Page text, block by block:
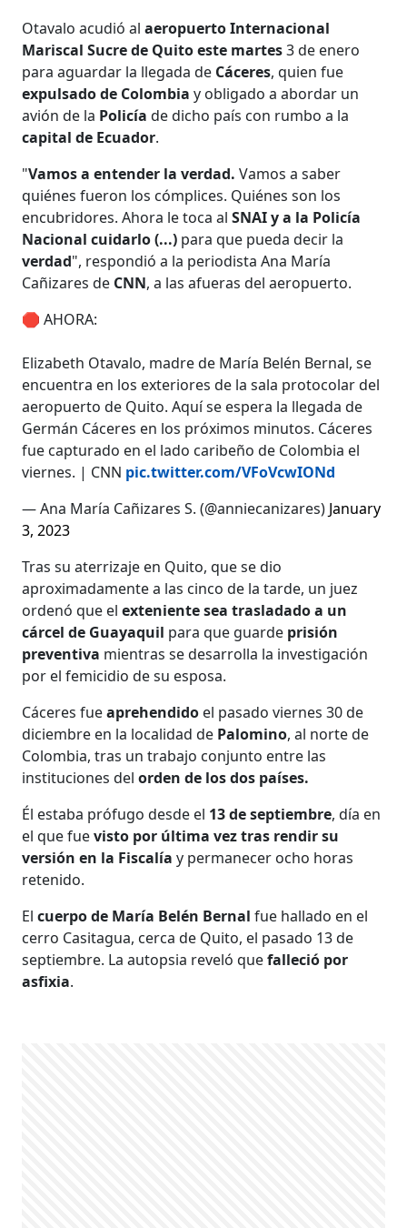
Otavalo acudió alaeropuerto Internacional
Mariscal Sucre de Quito este martes3 de enero
para aguardar la llegada de Cáceres, quien fue
expulsado de Colombia y obligado a abordar un
avión de la Policíade dicho país con rumbo a la
capital de Ecuador.
"Vamos a entender la verdad. Vamos a saber
quiénes fueron los cómplices. Quiénes son los
encubridores. Ahora le toca alSNAI y a la Policía
Nacional cuidarlo (...) para que pueda decir la
verdad", respondió a la periodista Ana María
Cañizares de CNN, a las afueras del aeropuerto.
🛑 AHORA:
Elizabeth Otavalo, madre de María Belén Bernal, se
encuentra en los exteriores de la sala protocolar del
aeropuerto de Quito. Aquí se espera la llegada de
Germán Cáceres en los próximos minutos. Cáceres
fue capturado en el lado caribeño de Colombia el
viernes. | CNN pic.twitter.com/VFoVcwIONd
— Ana María Cañizares S. (@anniecanizares) January
3, 2023
Tras su aterrizaje en Quito, que se dio
aproximadamente a las cinco de la tarde, un juez
ordenó que elexteniente sea trasladado a un
cárcel de Guayaquil para que guarde prisión
preventiva mientras se desarrolla la investigación
por el femicidio de su esposa.
Cáceres fueaprehendido el pasado viernes 30 de
diciembre en la localidad de Palomino, al norte de
Colombia, tras un trabajo conjunto entre las
instituciones delorden de los dos países.
Él estaba prófugo desde el 13 de septiembre, día en
el que fuevisto por última vez tras rendir su
versión en la Fiscalíay permanecer ocho horas
retenido.
El cuerpo de María Belén Bernal fue hallado en el
cerro Casitagua, cerca de Quito, el pasado 13 de
septiembre. La autopsia reveló quefalleció por
asfixia.